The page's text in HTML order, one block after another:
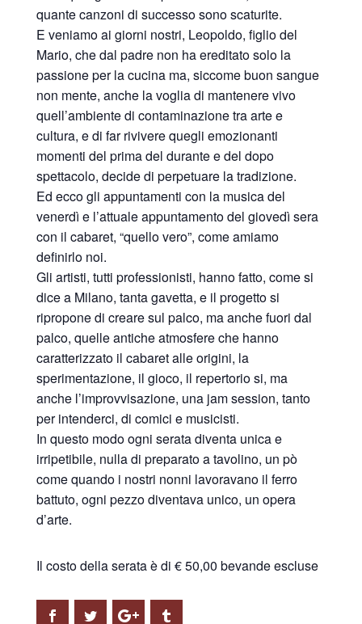
quante canzoni di successo sono scaturite.
E veniamo ai giorni nostri, Leopoldo, figlio del
Mario, che dal padre non ha ereditato solo la
passione per la cucina ma, siccome buon sangue
non mente, anche la voglia di mantenere vivo
quell’ambiente di contaminazione tra arte e
cultura, e di far rivivere quegli emozionanti
momenti del prima del durante e del dopo
spettacolo, decide di perpetuare la tradizione.
Ed ecco gli appuntamenti con la musica del
venerdì e l’attuale appuntamento del giovedì sera
con il cabaret, “quello vero”, come amiamo
definirlo noi.
Gli artisti, tutti professionisti, hanno fatto, come si
dice a Milano, tanta gavetta, e il progetto si
ripropone di creare sul palco, ma anche fuori dal
palco, quelle antiche atmosfere che hanno
caratterizzato il cabaret alle origini, la
sperimentazione, il gioco, il repertorio si, ma
anche l’improvvisazione, una jam session, tanto
per intenderci, di comici e musicisti.
In questo modo ogni serata diventa unica e
irripetibile, nulla di preparato a tavolino, un pò
come quando i nostri nonni lavoravano il ferro
battuto, ogni pezzo diventava unico, un opera
d’arte.
Il costo della serata è di € 50,00 bevande escluse